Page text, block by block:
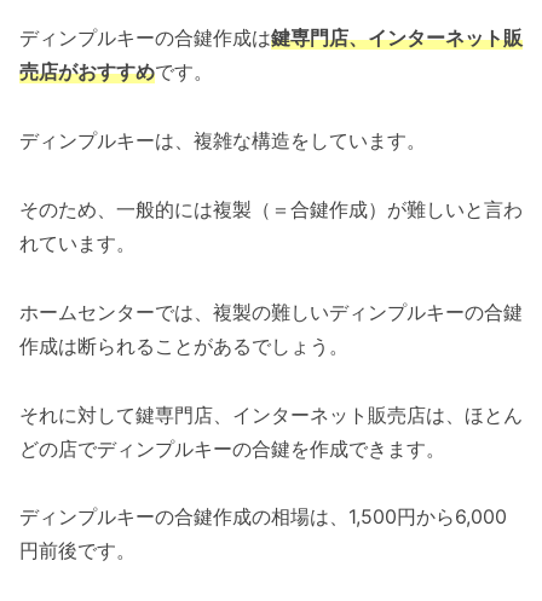
ディンプルキーの合鍵作成は鍵専門店、インターネット販
売店がおすすめです。
ディンプルキーは、複雑な構造をしています。
そのため、一般的には複製（＝合鍵作成）が難しいと言わ
れています。
ホームセンターでは、複製の難しいディンプルキーの合鍵
作成は断られることがあるでしょう。
それに対して鍵専門店、インターネット販売店は、ほとん
どの店でディンプルキーの合鍵を作成できます。
ディンプルキーの合鍵作成の相場は、1,500円から6,000
円前後です。